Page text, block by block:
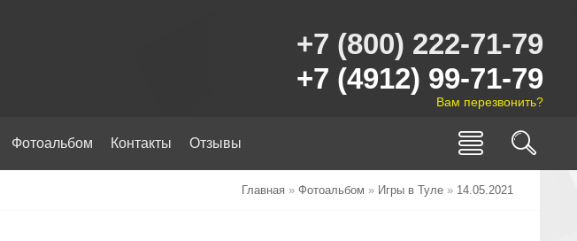
+7 (800) 222-71-79
+7 (4912) 99-71-79
Вам перезвонить?
Фотоальбом Контакты Отзывы
Главная » Фотоальбом » Игры в Туле » 14.05.2021